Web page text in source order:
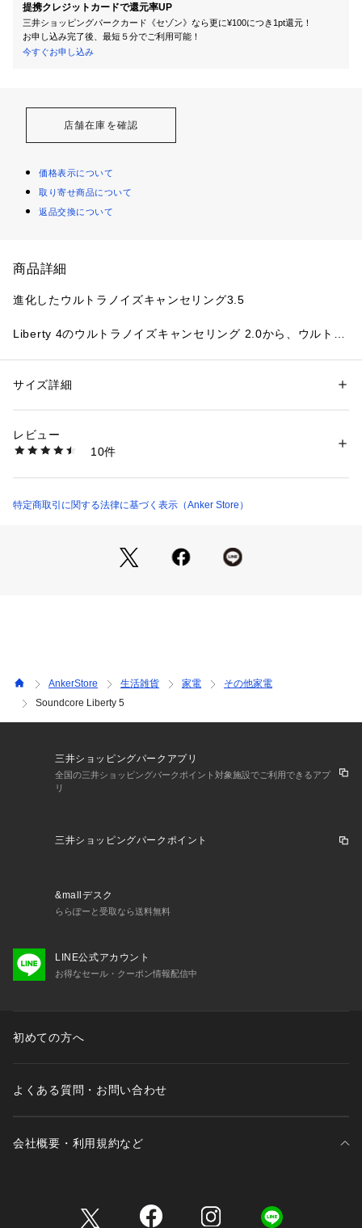
提携クレジットカードで還元率UP
三井ショッピングパークカード《セゾン》なら更に¥100につき1pt還元！
お申し込み完了後、最短５分でご利用可能！
今すぐお申し込み
店舗在庫を確認
価格表示について
取り寄せ商品について
返品交換について
商品詳細
進化したウルトラノイズキャンセリング3.5
Liberty 4のウルトラノイズキャンセリング 2.0から、ウルトラ
高音質コーデックLDACに対応し、従来のコーデック※と比較
Soundcoreの完全ワイヤレスイヤホンとして初めて対応。迫力
豊かでクリアなサウンドを実現。
Soundcoreの完全ワイヤレスイヤホンとして初めてバスレフ構
造を採用。内部に設けられた2本のダクトが低音の共鳴を高め
Liberty 4から左右1基ずつマイクが増加し、外音をよりクリア
かつ自然に取り込むことができます。
LDACとDolby Audioを併用できるマルチポイント接続
製品仕様
対応コーデック SBC / AAC / LDAC
(充電ケース使用時)
性別：レディース
商品番号：
A3957 （ショップ）
サイズ詳細
レビュー
10件
特定商取引に関する法律に基づく表示（Anker Store）
AnkerStore 生活雑貨 家電
その他家電
Soundcore Liberty 5
三井ショッピングパークアプリ
全国の三井ショッピングパークポイント対象施設でご利用できるアプ
リ
三井ショッピングパークポイント
&mallデスク
ららぽーと受取なら送料無料
LINE公式アカウント
お得なセール・クーポン情報配信中
初めての方へ
よくある質問・お問い合わせ
会社概要・利用規約など